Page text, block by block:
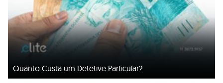
Quanto Custa um Detetive Particular?